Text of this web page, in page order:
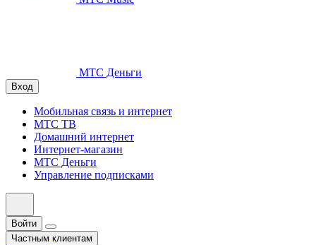
МТС Деньги
Вход
Мобильная связь и интернет
МТС ТВ
Домашний интернет
Интернет-магазин
МТС Деньги
Управление подписками
Войти
Частным клиентам